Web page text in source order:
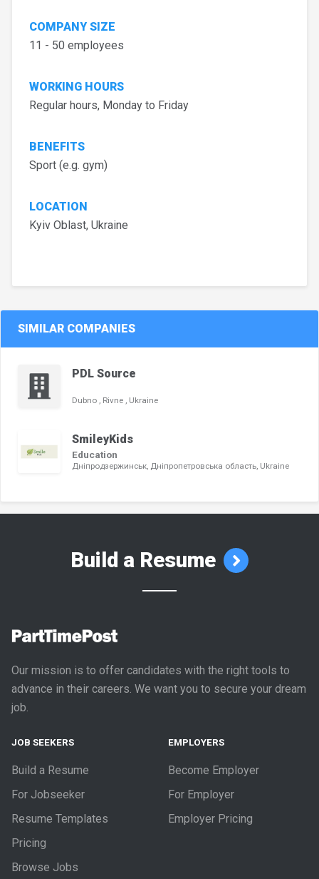
COMPANY SIZE
11 - 50 employees
WORKING HOURS
Regular hours, Monday to Friday
BENEFITS
Sport (e.g. gym)
LOCATION
Kyiv Oblast, Ukraine
SIMILAR COMPANIES
PDL Source
Dubno , Rivne , Ukraine
SmileyKids
Education
Дніпродзержинськ, Дніпропетровська область, Ukraine
Build a Resume
Our mission is to offer candidates with the right tools to
advance in their careers. We want you to secure your dream
job.
JOB SEEKERS
Build a Resume
For Jobseeker
Resume Templates
Pricing
Browse Jobs
EMPLOYERS
Become Employer
For Employer
Employer Pricing